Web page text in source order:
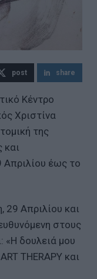
post share
Κέντρο
Χριστίνα
της
και
Απριλίου έως το
29 Απριλίου και
στους
«Η δουλειά μου
THERAPY και